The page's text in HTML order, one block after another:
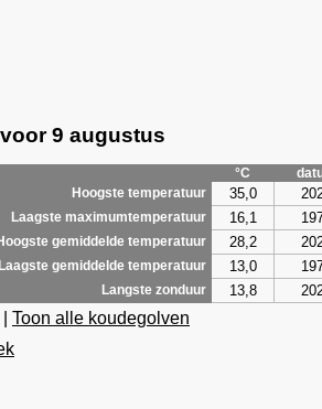
9 augustus
°C
Hoogste temperatuur
35,0
Laagste maximumtemperatuur 16,1
gemiddelde temperatuur 28,2
Laagste gemiddelde temperatuur 13,0
Langste zonduur 13,8
Toon alle koudegolven